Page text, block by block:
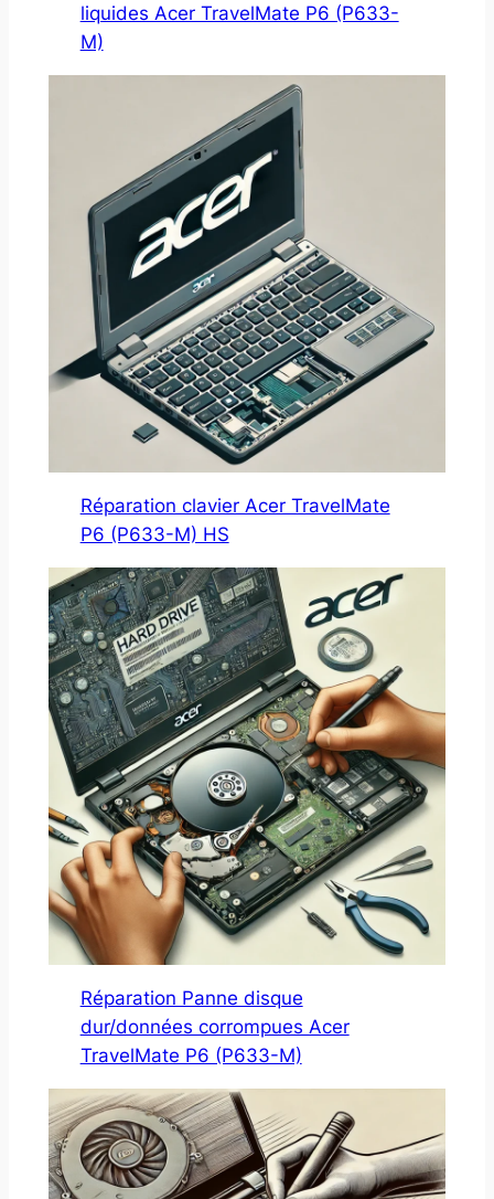
liquides Acer TravelMate P6 (P633-
M)
Réparation clavier Acer TravelMate
P6 (P633-M) HS
Réparation Panne disque
dur/données corrompues Acer
TravelMate P6 (P633-M)